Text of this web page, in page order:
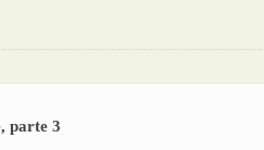
parte 3